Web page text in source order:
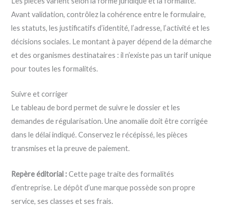
Avant validation, contrôlez la cohérence entre le formulaire,
les statuts, les justificatifs d’identité, l’adresse, l’activité et les
décisions sociales. Le montant à payer dépend de la démarche
et des organismes destinataires : il n’existe pas un tarif unique
pour toutes les formalités.
Suivre et corriger
Le tableau de bord permet de suivre le dossier et les
demandes de régularisation. Une anomalie doit être corrigée
dans le délai indiqué. Conservez le récépissé, les pièces
transmises et la preuve de paiement.
Repère éditorial :Cette page traite des formalités
d’entreprise. Le dépôt d’une marque possède son propre
service, ses classes et ses frais.